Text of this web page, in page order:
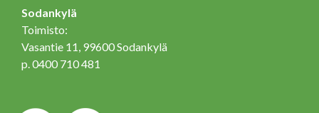
Sodankylä
Toimisto:
Vasantie 11, 99600 Sodankylä
p. 0400 710 481